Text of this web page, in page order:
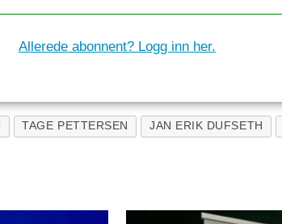
Allerede abonnent? Logg inn her.
TAGE PETTERSEN JAN ERIK DUFSETH